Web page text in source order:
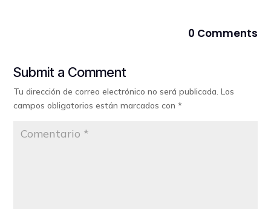
0 Comments
Submit a Comment
Tu dirección de correo electrónico no será publicada. Los
campos obligatorios están marcados con*